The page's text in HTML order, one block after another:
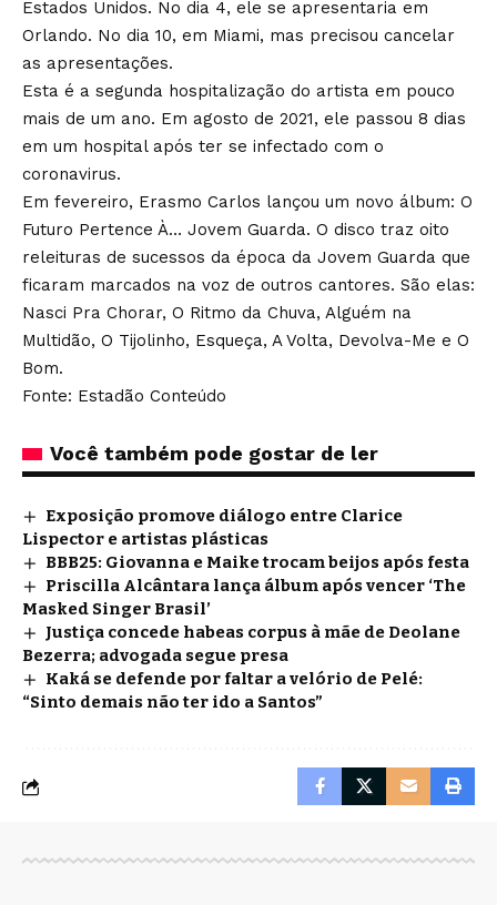
Estados Unidos. No dia 4, ele se apresentaria em
Orlando. No dia 10, em Miami, mas precisou cancelar
as apresentações.
Esta é a segunda hospitalização do artista em pouco
mais de um ano. Em agosto de 2021, ele passou 8 dias
em um hospital após ter se infectado com o
coronavirus.
Em fevereiro, Erasmo Carlos lançou um novo álbum: O
Futuro Pertence À… Jovem Guarda. O disco traz oito
releituras de sucessos da época da Jovem Guarda que
ficaram marcados na voz de outros cantores. São elas:
Nasci Pra Chorar, O Ritmo da Chuva, Alguém na
Multidão, O Tijolinho, Esqueça, A Volta, Devolva-Me e O
Bom.
Fonte: Estadão Conteúdo
Você também pode gostar de ler
Exposição promove diálogo entre Clarice
Lispector e artistas plásticas
BBB25: Giovanna e Maike trocam beijos após festa
Priscilla Alcântara lança álbum após vencer ‘The
Masked Singer Brasil’
Justiça concede habeas corpus à mãe de Deolane
Bezerra; advogada segue presa
Kaká se defende por faltar a velório de Pelé:
“Sinto demais não ter ido a Santos”